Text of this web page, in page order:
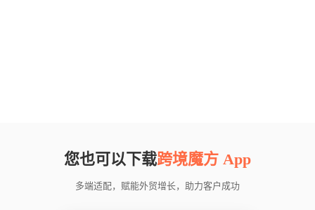
您也可以下载跨境魔方 App
多端适配，赋能外贸增长，助力客户成功